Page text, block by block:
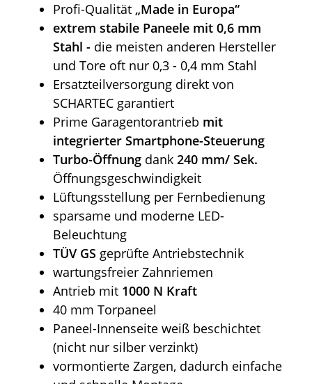
Profi-Qualität „Made in Europa“
extrem stabile Paneele mit 0,6 mm
Stahl - die meisten anderen Hersteller
und Tore oft nur 0,3 - 0,4 mm Stahl
Ersatzteilversorgung direkt von
SCHARTEC garantiert
Prime Garagentorantrieb mit
integrierter Smartphone-Steuerung
Turbo-Öffnung dank 240 mm/ Sek.
Öffnungsgeschwindigkeit
Lüftungsstellung per Fernbedienung
sparsame und moderne LED-
Beleuchtung
TÜV GS geprüfte Antriebstechnik
wartungsfreier Zahnriemen
Antrieb mit 1000 N Kraft
40 mm Torpaneel
Paneel-Innenseite weiß beschichtet
(nicht nur silber verzinkt)
vormontierte Zargen, dadurch einfache